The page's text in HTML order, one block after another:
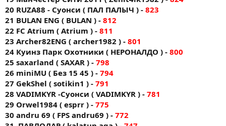
20 RUZA88 - Суонси ( ПАЛ ПАЛЫЧ ) - 823
21 BULAN ENG ( BULAN ) - 812
22 FС Аtrium ( Atrium ) - 811
23 Archer82ENG ( archer1982 ) - 801
24 Куинз Парк Охотники ( НЕРОНАЛДО ) - 800
25 saxarland ( SAXAR ) - 798
26 miniMU ( Без 15 45 ) - 794
27 GekShel ( sotikin1 ) - 791
28 VADIMKYR -Суонси ( VADIMKYR ) - 781
29 Orwel1984 ( esprr ) - 775
30 andru 69 ( FPS andru69 ) - 772